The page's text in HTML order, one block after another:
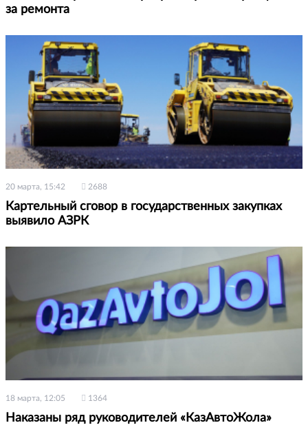
за ремонта
20 марта, 15:42 2688
Картельный сговор в государственных закупках
выявило АЗРК
18 марта, 12:05 1364
Наказаны ряд руководителей «КазАвтоЖола»